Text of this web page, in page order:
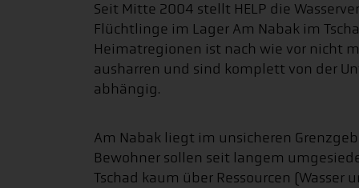
Seit Mitte 2004 stellt HELP die
Flüchtlinge im Lager Am Nabak im
Heimatregionen ist nach wie vor nicht
ausharren und sind komplett von der
abhängig.
Am Nabak liegt im unsicheren
Bewohner sollen seit langem
Tschad kaum über Ressourcen